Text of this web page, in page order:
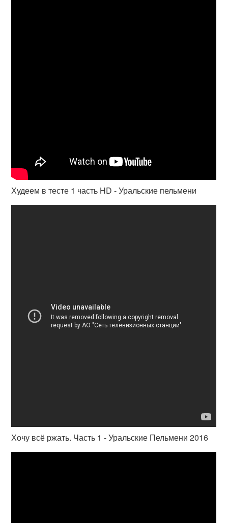
Худеем в тесте 1 часть HD - Уральские пельмени
Хочу всё ржать. Часть 1 - Уральские Пельмени 2016